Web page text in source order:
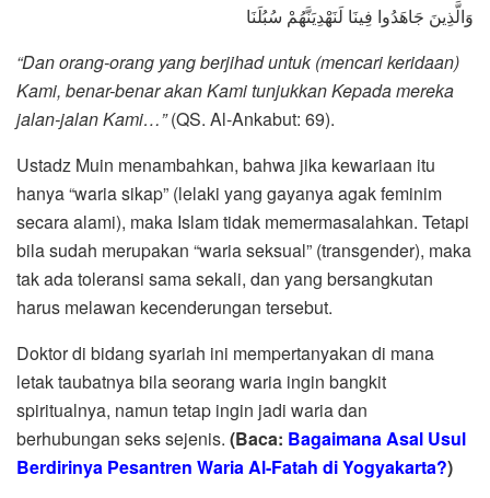
وَالَّذِينَ جَاهَدُوا فِينَا لَنَهْدِيَنَّهُمْ سُبُلَنَا
“Dan orang-orang yang berjihad untuk (mencari keridaan)
Kami, benar-benar akan Kami tunjukkan Kepada mereka
jalan-jalan Kami…”(QS. Al-Ankabut: 69).
Ustadz Muin menambahkan, bahwa jika kewariaan itu
hanya “waria sikap” (lelaki yang gayanya agak feminim
secara alami), maka Islam tidak memermasalahkan. Tetapi
bila sudah merupakan “waria seksual” (transgender), maka
tak ada toleransi sama sekali, dan yang bersangkutan
harus melawan kecenderungan tersebut.
Doktor di bidang syariah ini mempertanyakan di mana
letak taubatnya bila seorang waria ingin bangkit
spiritualnya, namun tetap ingin jadi waria dan
berhubungan seks sejenis. (Baca: Bagaimana Asal Usul
Berdirinya Pesantren Waria Al-Fatah di Yogyakarta?)